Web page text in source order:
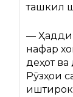
ташкил
— Ҳадди
нафар
деҳот ва
Рӯзҳои